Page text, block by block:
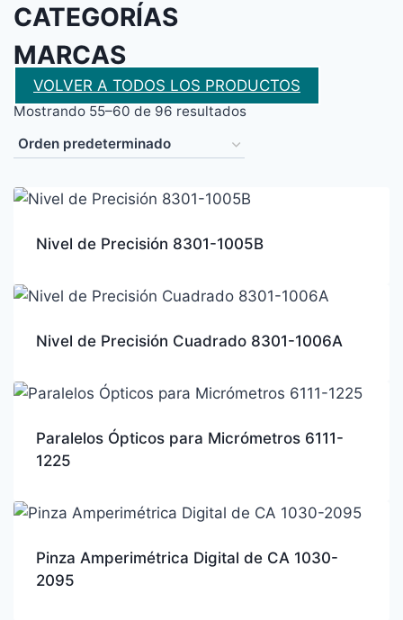
CATEGORÍAS
MARCAS
VOLVER A TODOS LOS PRODUCTOS
Mostrando 55–60 de 96 resultados
Nivel de Precisión 8301-1005B
Nivel de Precisión Cuadrado 8301-1006A
Paralelos Ópticos para Micrómetros 6111-
1225
Pinza Amperimétrica Digital de CA 1030-
2095